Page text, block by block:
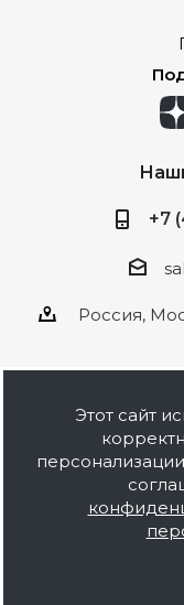
+7
Россия,
2026 ©
производство
оптовая и
материалов,
Информация на
характер и не
Этот сайт